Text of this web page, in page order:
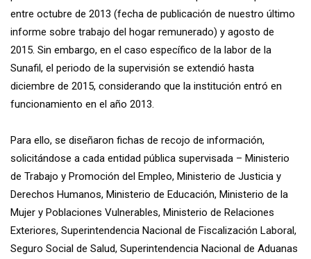
entre octubre de 2013 (fecha de publicación de nuestro último
informe sobre trabajo del hogar remunerado) y agosto de
2015. Sin embargo, en el caso específico de la labor de la
Sunafil, el periodo de la supervisión se extendió hasta
diciembre de 2015, considerando que la institución entró en
funcionamiento en el año 2013.
Para ello, se diseñaron fichas de recojo de información,
solicitándose a cada entidad pública supervisada – Ministerio
de Trabajo y Promoción del Empleo, Ministerio de Justicia y
Derechos Humanos, Ministerio de Educación, Ministerio de la
Mujer y Poblaciones Vulnerables, Ministerio de Relaciones
Exteriores, Superintendencia Nacional de Fiscalización Laboral,
Seguro Social de Salud, Superintendencia Nacional de Aduanas